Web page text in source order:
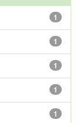
1
1
1
1
1